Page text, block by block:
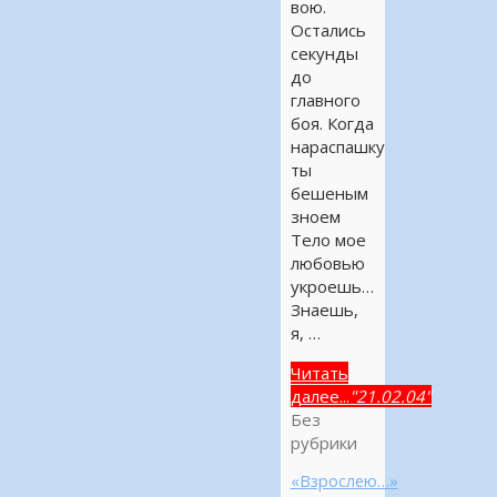
вою.
Остались
секунды
до
главного
боя. Когда
нараспашку
ты
бешеным
зноем
Тело мое
любовью
укроешь…
Знаешь,
я, …
Читать
далее... "21.02.04"
Без
рубрики
«Взрослею…»